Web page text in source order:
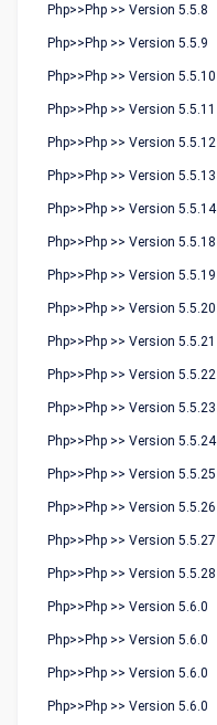
Php>>Php >> Version 5.5.8
Php>>Php >> Version 5.5.9
Php>>Php >> Version 5.5.10
Php>>Php >> Version 5.5.11
Php>>Php >> Version 5.5.12
Php>>Php >> Version 5.5.13
Php>>Php >> Version 5.5.14
Php>>Php >> Version 5.5.18
Php>>Php >> Version 5.5.19
Php>>Php >> Version 5.5.20
Php>>Php >> Version 5.5.21
Php>>Php >> Version 5.5.22
Php>>Php >> Version 5.5.23
Php>>Php >> Version 5.5.24
Php>>Php >> Version 5.5.25
Php>>Php >> Version 5.5.26
Php>>Php >> Version 5.5.27
Php>>Php >> Version 5.5.28
Php>>Php >> Version 5.6.0
Php>>Php >> Version 5.6.0
Php>>Php >> Version 5.6.0
Php>>Php >> Version 5.6.0